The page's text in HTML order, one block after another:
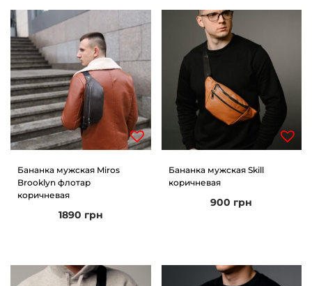
Бананка мужская Miros
Brooklyn флотар
коричневая
1890 грн
Бананка мужская Skill
коричневая
900 грн